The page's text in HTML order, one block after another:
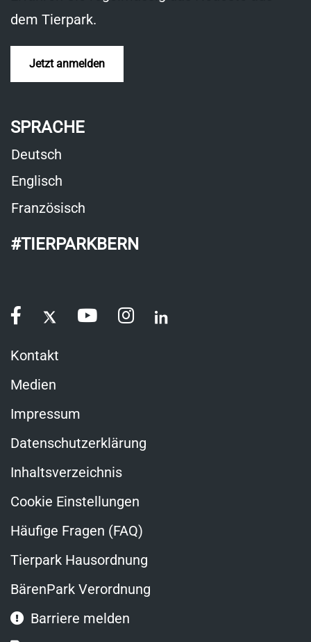
dem Tierpark.
Jetzt anmelden
SPRACHE
Deutsch
Englisch
Französisch
#TIERPARKBERN
Kontakt
Medien
Impressum
Datenschutzerklärung
Inhaltsverzeichnis
Cookie Einstellungen
Häufige Fragen (FAQ)
Tierpark Hausordnung
BärenPark Verordnung
Barriere melden